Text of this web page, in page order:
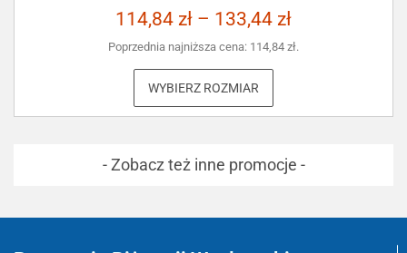
114,84 zł – 133,44 zł
Poprzednia najniższa cena: 114,84 zł.
WYBIERZ ROZMIAR
- Zobacz też inne promocje -